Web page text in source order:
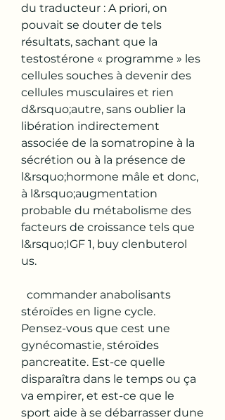
du traducteur : A priori, on
pouvait se douter de tels
résultats, sachant que la
testostérone « programme » les
cellules souches à devenir des
cellules musculaires et rien
d&rsquo;autre, sans oublier la
libération indirectement
associée de la somatropine à la
sécrétion ou à la présence de
l&rsquo;hormone mâle et donc,
à l&rsquo;augmentation
probable du métabolisme des
facteurs de croissance tels que
l&rsquo;IGF 1, buy clenbuterol
us.
stéroïdes en ligne cycle.
Pensez-vous que cest une
gynécomastie, stéroïdes
pancreatite. Est-ce quelle
disparaîtra dans le temps ou ça
va empirer, et est-ce que le
sport aide à se débarrasser dune